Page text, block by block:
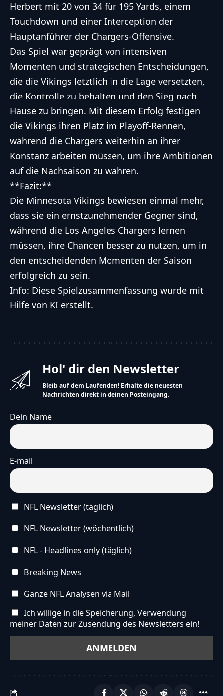
Herbert mit 20 von 34 für 195 Yards, einem
Touchdown und einer Interception der
Hauptanführer der Chargers-Offensive.
Das Spiel war geprägt von intensiven
Momenten und strategischen Entscheidungen,
die die Vikings letztlich in die Lage versetzten,
die Kontrolle zu behalten und den Sieg nach
Hause zu bringen. Mit diesem Erfolg festigen
die Vikings ihren Platz im Playoff-Rennen,
während die Chargers weiterhin an ihrer
Konstanz arbeiten müssen, um ihre Ambitionen
auf die Nachsaison zu wahren.
**Fazit:**
Die Minnesota Vikings bewiesen einmal mehr,
dass sie ein ernstzunehmender Gegner sind,
während die Los Angeles Chargers lernen
müssen, ihre Chancen besser zu nutzen, um in
den entscheidenden Momenten der Saison
erfolgreich zu sein.
Info: Diese Spielzusammenfassung wurde mit
Hilfe von KI erstellt.
Hol' dir den Newsletter
Bleib auf dem Laufenden! Erhalte die neuesten
Nachrichten direkt in deinen Posteingang.
Dein Name
E-mail
NFL Newsletter (täglich)
NFL Newsletter (wöchentlich)
NFL - Headlines only (täglich)
Breaking News
Ganze NFL Analysen via Mail
Ich willige in die Speicherung, Verwendung
meiner Daten zur Zusendung des Newsletters ein!